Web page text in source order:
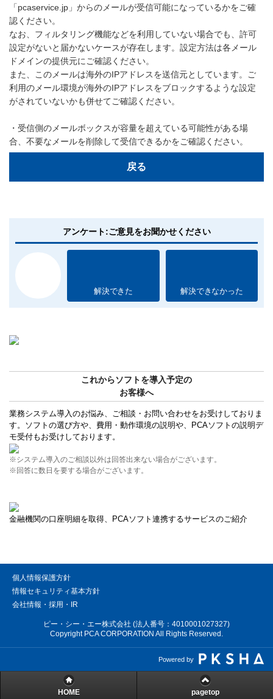
「pcaservice.jp」からのメールが受信可能になっているかをご確
認ください。
なお、フィルタリング機能などを利用していない場合でも、許可
設定がないと届かないケースが存在します。設定方法は各メール
ドメインの提供元にご確認ください。
また、このメールは海外のIPアドレスを送信元としています。ご
利用のメール環境が海外のIPアドレスをブロックするような設定
がされていないかも併せてご確認ください。
・受信側のメールボックスが容量を超えている可能性がある場
合、不要なメールを削除して受信できるかをご確認ください。
戻る
アンケート:ご意見をお聞かせください
解決できた 解決できなかった
これからソフトを導入予定の
お客様へ
業務システム導入のお悩み、ご相談・お問い合わせをお受けしておりま
す。ソフトの選び方や、費用・動作環境の説明や、PCAソフトの説明デ
モ受付もお受けしております。
※システム導入のご相談以外は回答出来ない場合がございます。
※回答に数日を要する場合がございます。
金融機関の口座明細を取得、PCAソフト連携するサービスのご紹介
個人情報保護方針
情報セキュリティ基本方針
会社情報・採用・IR
ピー・シー・エー株式会社 (法人番号：4010001027327)
Copyright PCA CORPORATION All Rights Reserved.
Powered by
HOME pagetop